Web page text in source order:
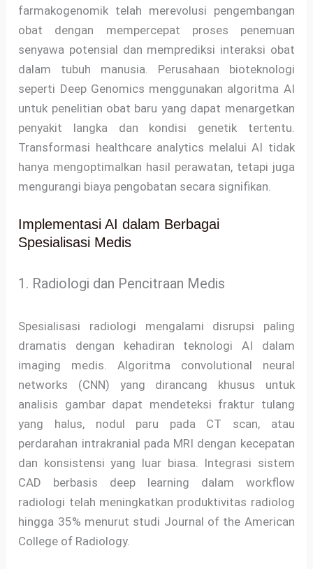
farmakogenomik telah merevolusi pengembangan
obat dengan mempercepat proses penemuan
senyawa potensial dan memprediksi interaksi obat
dalam tubuh manusia. Perusahaan bioteknologi
seperti Deep Genomics menggunakan algoritma AI
untuk penelitian obat baru yang dapat menargetkan
penyakit langka dan kondisi genetik tertentu.
Transformasi healthcare analytics melalui AI tidak
hanya mengoptimalkan hasil perawatan, tetapi juga
mengurangi biaya pengobatan secara signifikan.
Implementasi AI dalam Berbagai
Spesialisasi Medis
1. Radiologi dan Pencitraan Medis
Spesialisasi radiologi mengalami disrupsi paling
dramatis dengan kehadiran teknologi AI dalam
imaging medis. Algoritma convolutional neural
networks (CNN) yang dirancang khusus untuk
analisis gambar dapat mendeteksi fraktur tulang
yang halus, nodul paru pada CT scan, atau
perdarahan intrakranial pada MRI dengan kecepatan
dan konsistensi yang luar biasa. Integrasi sistem
CAD berbasis deep learning dalam workflow
radiologi telah meningkatkan produktivitas radiolog
hingga 35% menurut studi Journal of the American
College of Radiology.